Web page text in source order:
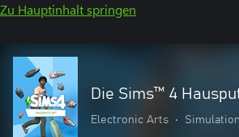
Zu Hauptinhalt springen
Die Sims™ 4
Electronic Arts • Simulation